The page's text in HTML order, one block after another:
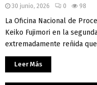
30 junio, 2026 0 98
La Oficina Nacional de
Keiko Fujimori en la
extremadamente reñida
Leer Más